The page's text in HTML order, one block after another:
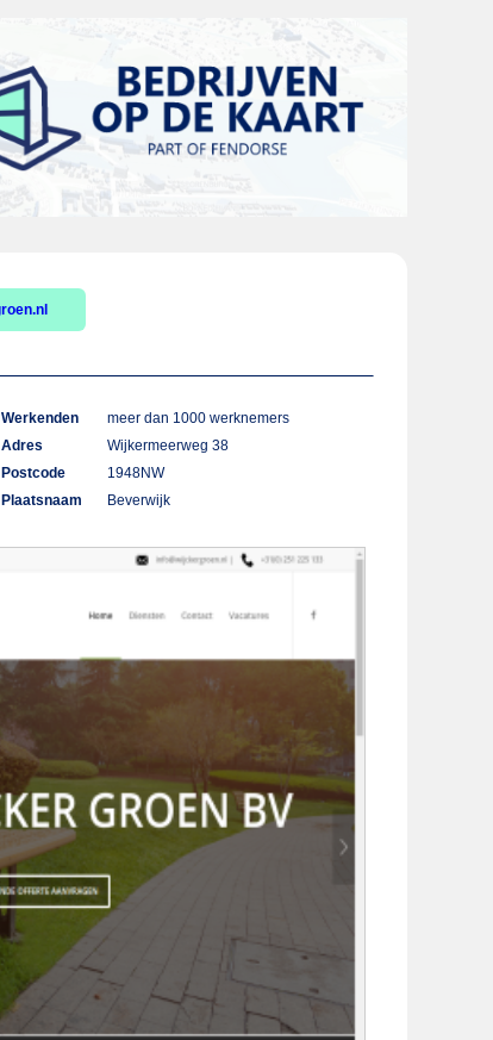
Werkenden
meer dan 1000 werknemers
Adres
Wijkermeerweg 38
Postcode
1948NW
Plaatsnaam
Beverwijk